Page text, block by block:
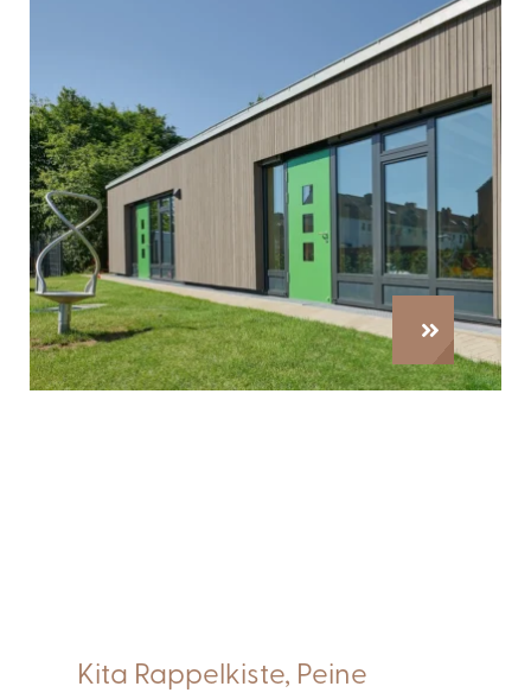
Kita Rappelkiste, Peine